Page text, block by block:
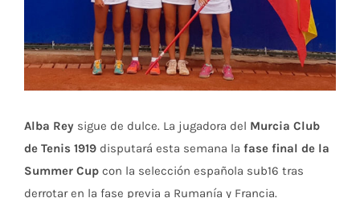
Alba Rey sigue de dulce. La jugadora del Murcia Club
de Tenis 1919 disputará esta semana la fase final de la
Summer Cup con la selección española sub16 tras
derrotar en la fase previa a Rumanía y Francia.